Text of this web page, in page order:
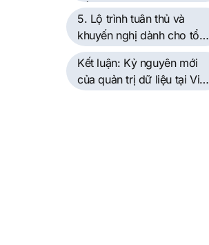
về dữ liệu cá nhân
5. Lộ trình tuân thủ và
khuyến nghị dành cho tổ
chức, doanh nghiệp
Kết luận: Kỷ nguyên mới
của quản trị dữ liệu tại Việt